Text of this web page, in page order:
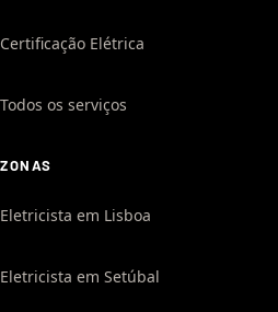
Certificação Elétrica
Todos os serviços
ZONAS
Eletricista em Lisboa
Eletricista em Setúbal